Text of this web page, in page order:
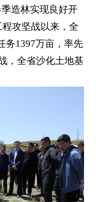
造林实现良好开
程攻坚战以来，全
务1397万亩，率先
，全省沙化土地基